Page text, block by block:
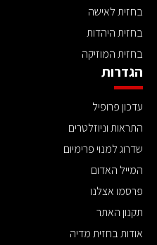
בחזית לאישה
בחזית היהדות
בחזית המוזיקה
הגדרות
עדכון פרופיל
התראות וניוזלטרים
שדרוג למנוי פרימיום
המייל האדום
פרסמו אצלנו
תקנון האתר
אודות בחזית מדיה